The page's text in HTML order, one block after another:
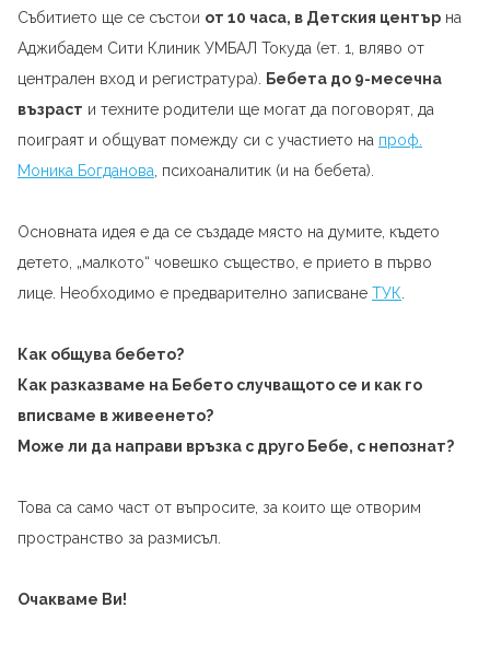
Събитието ще се състои от 10 часа, в Детския център на
Аджибадем Сити Клиник УМБАЛ Токуда (ет. 1, вляво от
централен вход и регистратура).
Бебета до 9-месечна
възраст и техните родители ще могат да поговорят, да
поиграят и общуват помежду си с участието на проф.
Моника Богданова , психоаналитик (и на бебета).
Основната идея е да се създаде място на думите, където
детето, „малкото“ човешко същество, е прието в първо
лице. Необходимо е предваритeлно записване ТУК
Как общува бебето?
Как разказваме на Бебето случващото се и как го
вписваме в живеенето?
Може ли да направи връзка с друго Бебе, с непознат?
Това са само част от въпросите, за които ще отворим
пространство за размисъл.
Очакваме Ви!